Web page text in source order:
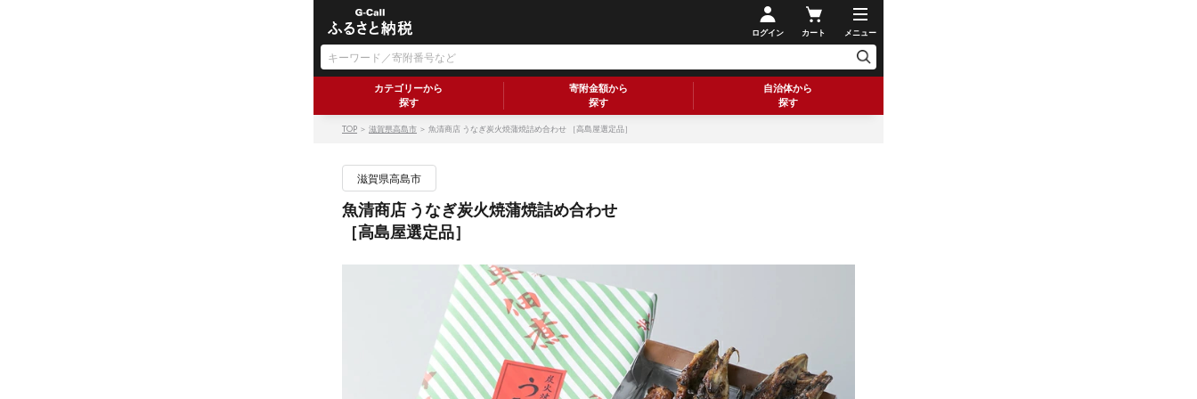
ログイン カート メニュー
カテゴリーから
探す
寄附金額から
探す
自治体から
探す
TOP ＞ 滋賀県高島市 ＞ 魚清商店 うなぎ炭火焼蒲焼詰め合わせ ［高島屋選定品］
滋賀県高島市
魚清商店 うなぎ炭火焼蒲焼詰め合わせ
［高島屋選定品］